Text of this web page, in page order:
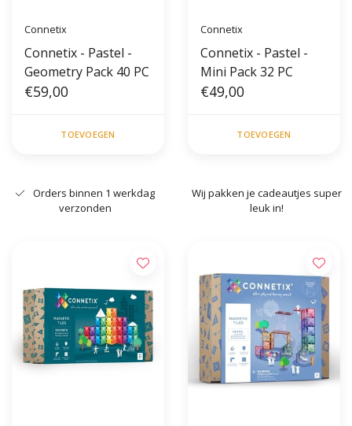
Connetix
Connetix - Pastel -
Geometry Pack 40 PC
€59,00
TOEVOEGEN
Connetix
Connetix - Pastel -
Mini Pack 32 PC
€49,00
TOEVOEGEN
Orders binnen 1 werkdag
verzonden
Wij pakken je cadeautjes super
leuk in!